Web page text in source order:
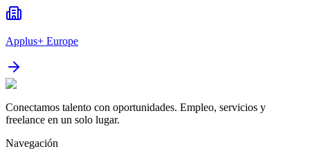
Applus+ Europe
Conectamos talento con oportunidades. Empleo, servicios y
freelance en un solo lugar.
Navegación